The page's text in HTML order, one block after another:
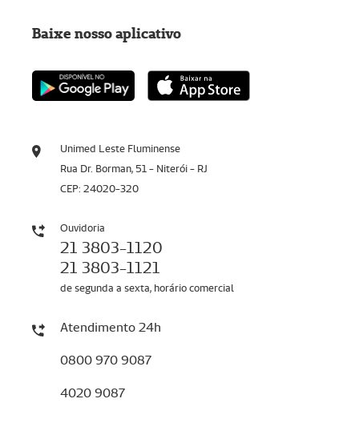
Unimed Leste Fluminense
Rua Dr. Borman, 51 - Niterói - RJ
CEP: 24020-320
Ouvidoria
21 3803-1120
21 3803-1121
de segunda a sexta, horário comercial
Atendimento 24h
0800 970 9087
4020 9087
Baixe nosso aplicativo